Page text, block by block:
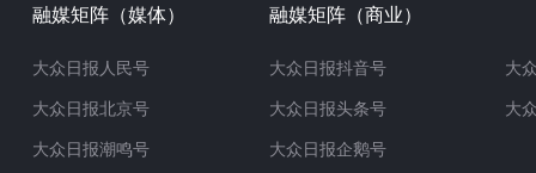
融媒矩阵（媒体）
大众日报人民号
大众日报北京号
大众日报潮鸣号
融媒矩阵（商业）
大众日报抖音号
大众日报头条号
大众日报企鹅号
大
大